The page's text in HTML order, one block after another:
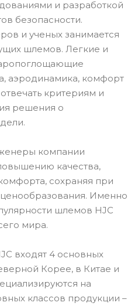
и разработкой
безопасности.
и ученых занимается
шлемов. Легкие и
аэродинамика, комфорт
критериям и
решения о
компании
качества,
сохраняя при
Именно
шлемов HJC
мира.
входят 4 основных
Корее, в Китае и
на
классов продукции –